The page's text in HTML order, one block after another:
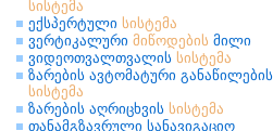
სისტემა
ექსპერტული სისტემა
ვერტიკალური მიწოდების მილი
ვიდეოთვალთვალის სისტემა
ზარების ავტომატური განაწილების
სისტემა
ზარების აღრიცხვის სისტემა
თანამგზავრული სანავიგაციო